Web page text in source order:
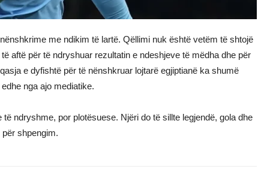
me ndikim të lartë. Qëllimi nuk është vetëm të shtojë
aftë për të ndryshuar rezultatin e ndeshjeve të mëdha dhe për
e dyfishtë për të nënshkruar lojtarë egjiptianë ka shumë
nga ajo mediatike.
ndryshme, por plotësuese. Njëri do të sillte legjendë, gola dhe
shpengim.